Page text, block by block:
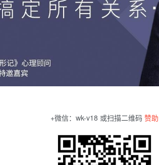
+微信：wk-v18 或扫描二维码 赞助